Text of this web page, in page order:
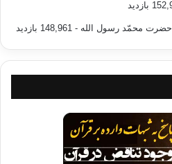
محمّد رسول الله - 148,961 بازدید